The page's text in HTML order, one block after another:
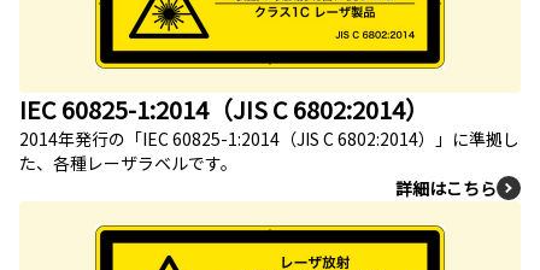
IEC 60825-1:2014（JIS C 6802:2014）
2014年発行の「IEC 60825-1:2014（JIS C 6802:2014）」に準拠し
た、各種レーザラベルです。
詳細はこちら